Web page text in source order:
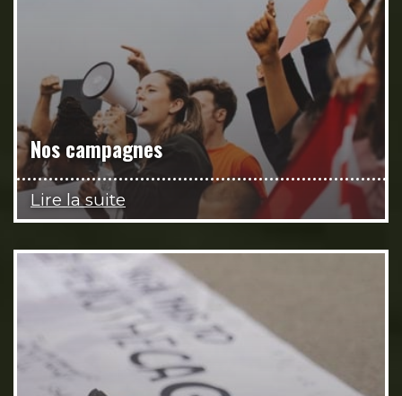
Nos campagnes
Lire la suite